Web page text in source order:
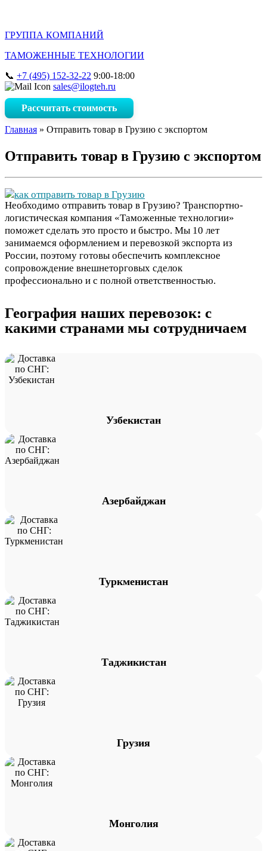
ГРУППА КОМПАНИЙ
ТАМОЖЕННЫЕ ТЕХНОЛОГИИ
+7 (495) 152-32-22 9:00-18:00
sales@ilogteh.ru
Рассчитать стоимость
Главная » Отправить товар в Грузию с экспортом
Отправить товар в Грузию с экспортом
Необходимо отправить товар в Грузию? Транспортно-
логистическая компания «Таможенные технологии»
поможет сделать это просто и быстро. Мы 10 лет
занимаемся оформлением и перевозкой экспорта из
России, поэтому готовы обеспечить комплексное
сопровождение внешнеторговых сделок
профессионально и с полной ответственностью.
География наших перевозок: с
какими странами мы сотрудничаем
Узбекистан
Азербайджан
Туркменистан
Таджикистан
Грузия
Монголия